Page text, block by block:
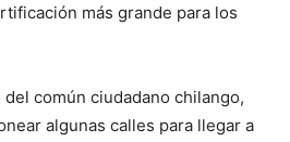
más grande para los
común ciudadano chilango,
algunas calles para llegar a